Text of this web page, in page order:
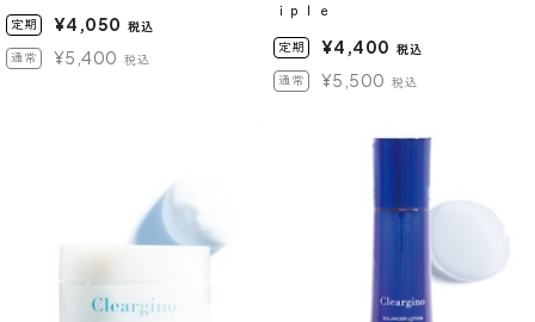
定期 ¥4,050 税込
通常 ¥5,400 税込
ｉｐｌｅ
定期 ¥4,400 税込
通常 ¥5,500 税込